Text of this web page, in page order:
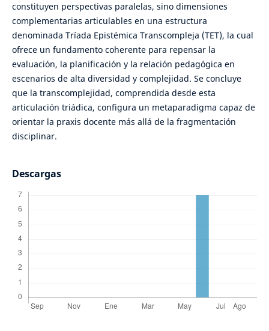
constituyen perspectivas paralelas, sino dimensiones
complementarias articulables en una estructura
denominada Tríada Epistémica Transcompleja (TET), la cual
ofrece un fundamento coherente para repensar la
evaluación, la planificación y la relación pedagógica en
escenarios de alta diversidad y complejidad. Se concluye
que la transcomplejidad, comprendida desde esta
articulación triádica, configura un metaparadigma capaz de
orientar la praxis docente más allá de la fragmentación
disciplinar.
Descargas